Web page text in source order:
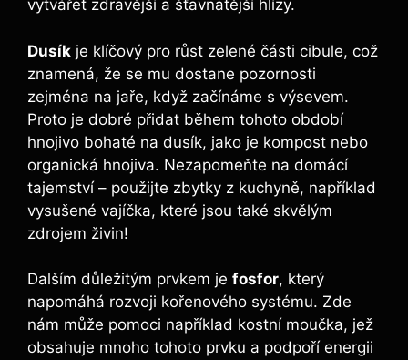
vytvářet zdravější a‍ šťavnatější hlízy.
Dusík je klíčový pro růst zelené části cibule, což
znamená, že se ⁤mu dostane pozornosti
zejména ​na jaře, ‌když začínáme ​s výsevem.‌
Proto‍ je dobré přidat během tohoto⁢ období
hnojivo bohaté na dusík, ⁤jako ​je kompost nebo
organická hnojiva. Nezapomeňte na domácí
⁤tajemství – ​použijte ‍zbytky z kuchyně, například
vysušené vajíčka, ​které jsou také skvělým​
zdrojem⁢ živin!
Dalším důležitým prvkem je fosfor, který
napomáhá rozvoji kořenového systému. Zde
nám může ‍pomoci‍ například kostní moučka, jež
obsahuje mnoho tohoto prvku a ⁢podpoří energii⁤